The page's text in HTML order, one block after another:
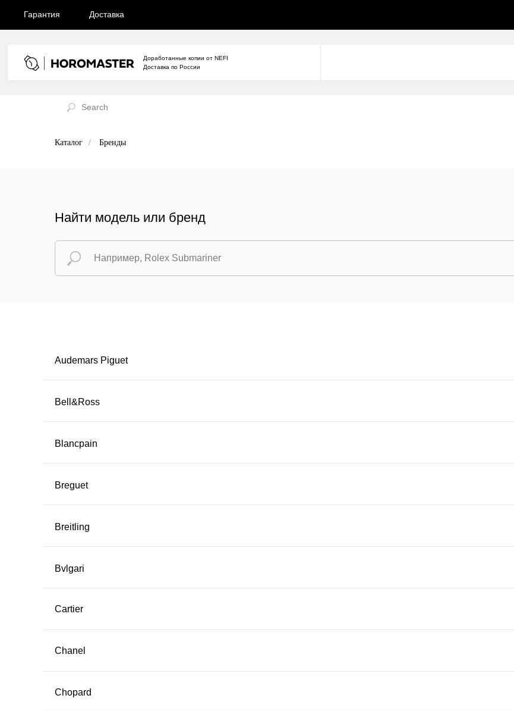
Гарантия Доставка
Доработанные копии от NEFI
Доставка по России
Каталог / Бренды
Найти модель или бренд
Audemars Piguet
Bell&Ross
Blancpain
Breguet
Breitling
Bvlgari
Cartier
Chanel
Chopard